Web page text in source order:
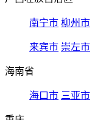
南宁市 柳州市
来宾市 崇左市
海南省
海口市 三亚市